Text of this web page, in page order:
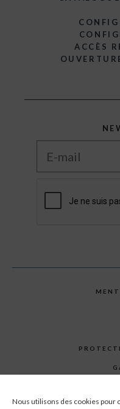
Nous utilisons des cookies pour
ACCÈS